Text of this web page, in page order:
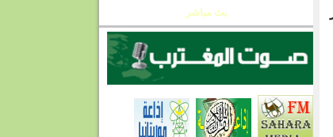
بث مباشر